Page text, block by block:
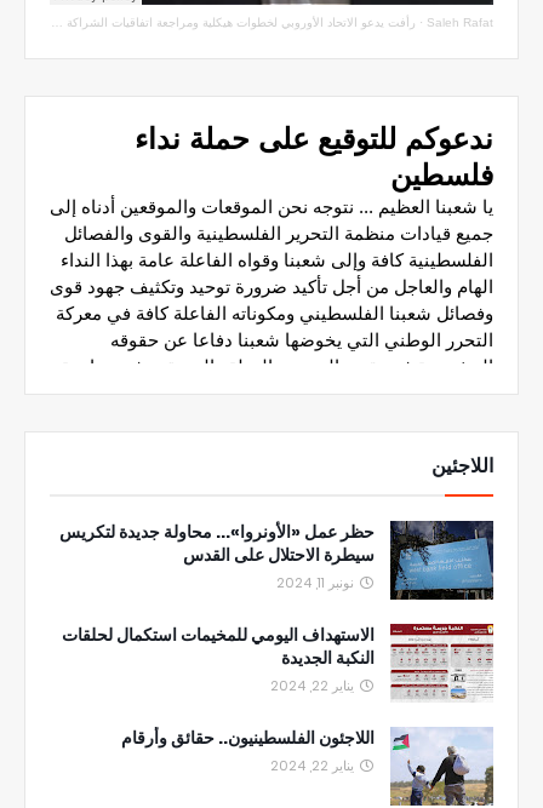
Saleh Rafat
· رأفت يدعو الاتحاد الأوروبي لخطوات هيكلية ومراجعة اتفاقيات الشراكة مع سلطة الاحتلال
اللاجئين
حظر عمل «الأونروا»... محاولة جديدة لتكريس
سيطرة الاحتلال على القدس
نونبر 11, 2024
الاستهداف اليومي للمخيمات استكمال لحلقات
النكبة الجديدة
يناير 22, 2024
اللاجئون الفلسطينيون.. حقائق وأرقام
يناير 22, 2024